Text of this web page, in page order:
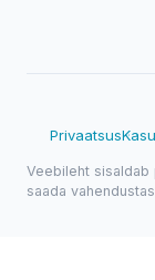
Privaatsus
Veebileht sisaldab
saada